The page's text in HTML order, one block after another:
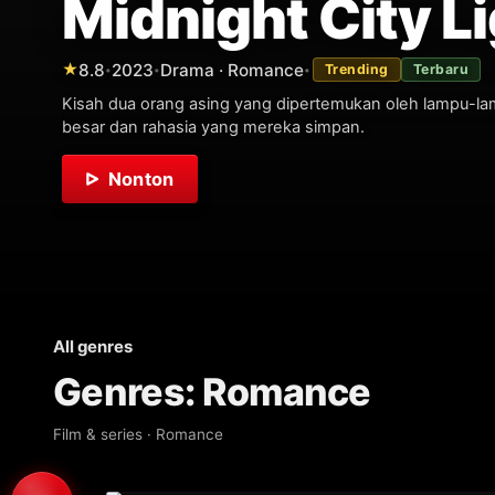
Midnight City
★8.8•2023•Drama · Romance• Trending Terbaru
Kisah dua orang asing yang dipertemukan oleh lampu-
besar dan rahasia yang mereka simpan.
Nonton
All genres
Genres: Romance
Film & series · Romance